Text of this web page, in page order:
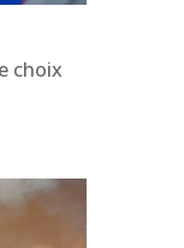
choix